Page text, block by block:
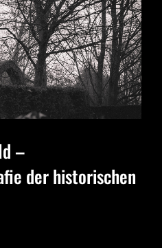
–
der historischen